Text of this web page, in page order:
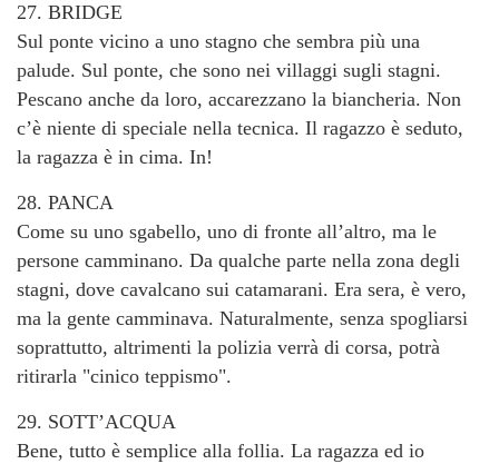
27. BRIDGE
Sul ponte vicino a uno stagno che sembra più una
palude. Sul ponte, che sono nei villaggi sugli stagni.
Pescano anche da loro, accarezzano la biancheria. Non
c’è niente di speciale nella tecnica. Il ragazzo è seduto,
la ragazza è in cima. In!
28. PANCA
Come su uno sgabello, uno di fronte all’altro, ma le
persone camminano. Da qualche parte nella zona degli
stagni, dove cavalcano sui catamarani. Era sera, è vero,
ma la gente camminava. Naturalmente, senza spogliarsi
soprattutto, altrimenti la polizia verrà di corsa, potrà
ritirarla "cinico teppismo".
29. SOTT’ACQUA
Bene, tutto è semplice alla follia. La ragazza ed io